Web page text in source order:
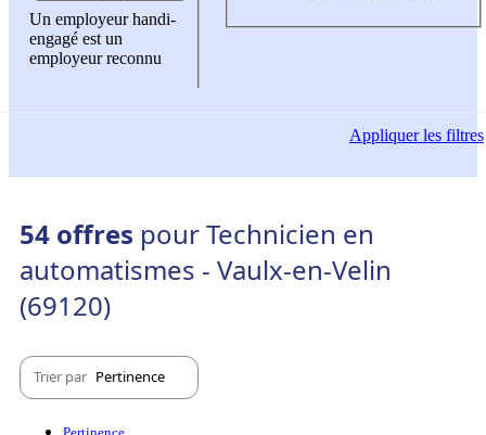
Un employeur handi-
engagé est un
employeur reconnu
Appliquerles filtres
54 offres pour Technicien en
automatismes - Vaulx-en-Velin
(69120)
Trier par Pertinence